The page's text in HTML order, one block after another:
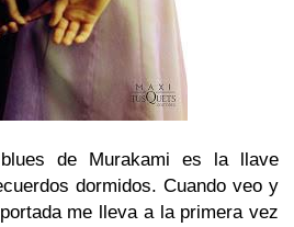
de Murakami es la llave
dormidos. Cuando veo y
me lleva a la primera vez